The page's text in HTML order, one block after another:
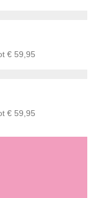
€ 59,95
€ 59,95